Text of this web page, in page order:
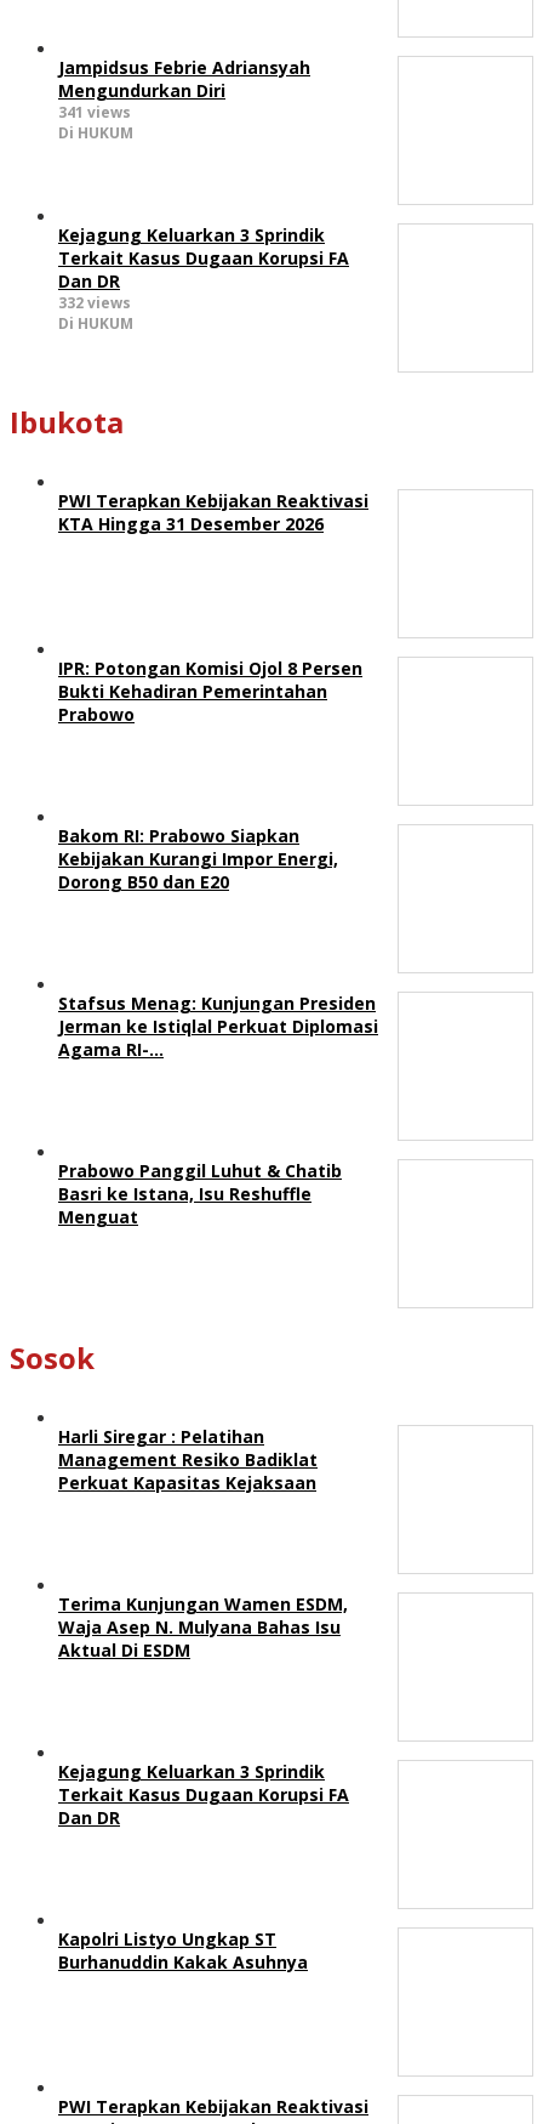
Jampidsus Febrie Adriansyah
Mengundurkan Diri
341 views
Di HUKUM
Kejagung Keluarkan 3 Sprindik
Terkait Kasus Dugaan Korupsi FA
Dan DR
332 views
Di HUKUM
Ibukota
PWI Terapkan Kebijakan Reaktivasi
KTA Hingga 31 Desember 2026
IPR: Potongan Komisi Ojol 8 Persen
Bukti Kehadiran Pemerintahan
Prabowo
Bakom RI: Prabowo Siapkan
Kebijakan Kurangi Impor Energi,
Dorong B50 dan E20
Stafsus Menag: Kunjungan Presiden
Jerman ke Istiqlal Perkuat Diplomasi
Agama RI-…
Prabowo Panggil Luhut & Chatib
Basri ke Istana, Isu Reshuffle
Menguat
Sosok
Harli Siregar : Pelatihan
Management Resiko Badiklat
Perkuat Kapasitas Kejaksaan
Terima Kunjungan Wamen ESDM,
Waja Asep N. Mulyana Bahas Isu
Aktual Di ESDM
Kejagung Keluarkan 3 Sprindik
Terkait Kasus Dugaan Korupsi FA
Dan DR
Kapolri Listyo Ungkap ST
Burhanuddin Kakak Asuhnya
PWI Terapkan Kebijakan Reaktivasi